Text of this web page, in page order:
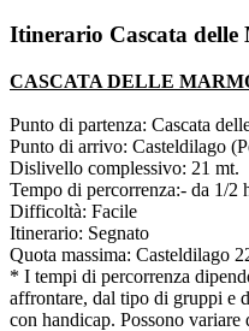
Itinerario Cascata delle
CASCATA DELLE
Punto di partenza: Cascata
Punto di arrivo: Casteldilago
Dislivello complessivo: 21 mt.
Tempo di percorrenza:- da 1/2
Difficoltà: Facile
Itinerario: Segnato
Quota massima: Casteldilago
* I tempi di percorrenza
affrontare, dal tipo di gruppi e
con handicap. Possono variare